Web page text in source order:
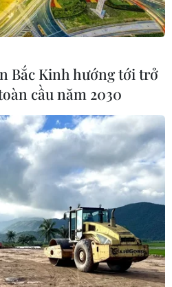
Bắc Kinh hướng tới trở
cầu năm 2030